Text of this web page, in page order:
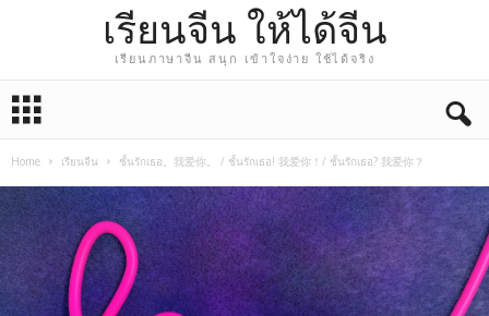
เรียนจีน ให้ได้จีน
เรียนภาษาจีน สนุก เข้าใจง่าย ใช้ได้จริง
Home เรียนจีน ชั้นรักเธอ。我爱你。 / ชั้นรักเธอ! 我爱你！/ ชั้นรักเธอ? 我爱你？